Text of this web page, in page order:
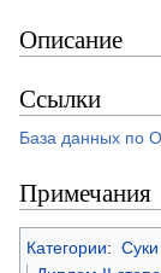
Описание
Ссылки
База данных по
Примечания
Категории: Суки